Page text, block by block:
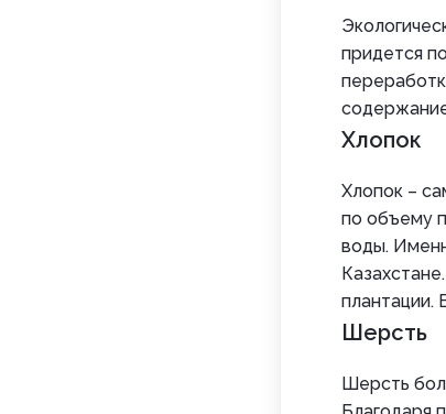
придется
Хлопок
Хлопок –
по объему
воды.
плантации.
Шерсть
Шерсть